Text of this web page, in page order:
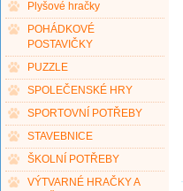
Plyšové hračky
POHÁDKOVÉ
POSTAVIČKY
PUZZLE
SPOLEČENSKÉ HRY
SPORTOVNÍ POTŘEBY
STAVEBNICE
ŠKOLNÍ POTŘEBY
VÝTVARNÉ HRAČKY A